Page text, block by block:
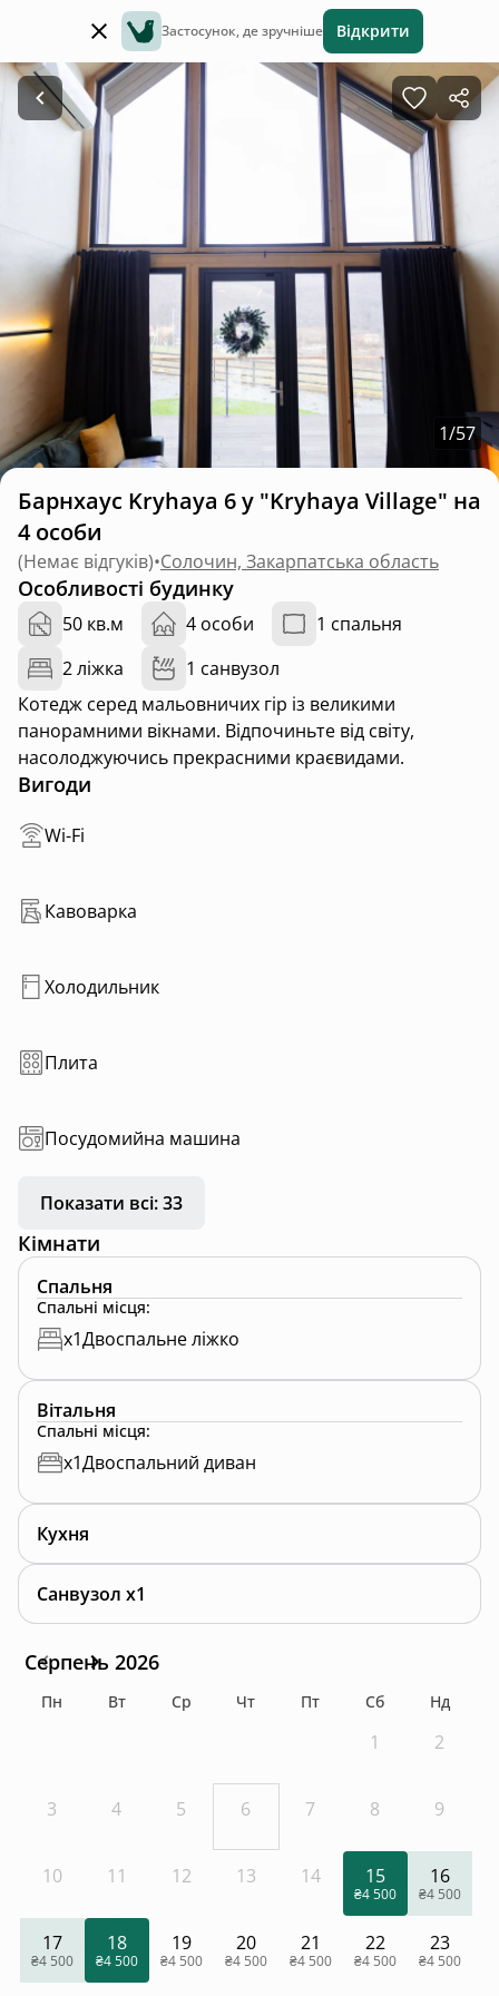
Застосунок, де зручніше Відкрити
1/57
Барнхаус Kryhaya 6 у "Kryhaya Village" на
4 особи
(Немає відгуків)•Солочин, Закарпатська область
Особливості будинку
50 кв.м 4 особи
1 спальня
2 ліжка
1 санвузол
Котедж серед мальовничих гір із великими
панорамними вікнами. Відпочиньте від світу,
насолоджуючись прекрасними краєвидами.
Вигоди
Wi-Fi
Кавоварка
Холодильник
Плита
Посудомийна машина
Показати всі: 33
Кімнати
Спальня
Спальні місця:
x1Двоспальне ліжко
Вітальня
Спальні місця:
x1Двоспальний диван
Кухня
Санвузол x1
Серпень 2026
Пн Вт Ср Чт Пт Сб Нд
1 2
3 4 5 6 7 8 9
10 11 12 13 14 15
₴4 500
16
₴4 500
17
₴4 500
18
₴4 500
19
₴4 500
20
₴4 500
21
₴4 500
22
₴4 500
23
₴4 500